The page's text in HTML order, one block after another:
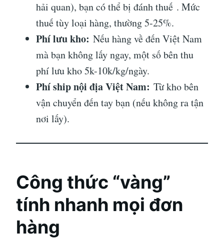
hải quan), bạn có thể bị đánh thuế . Mức
thuế tùy loại hàng, thường 5-25%.
Phí lưu kho: Nếu hàng về đến Việt Nam
mà bạn không lấy ngay, một số bên thu
phí lưu kho 5k-10k/kg/ngày.
Phí ship nội địa Việt Nam: Từ kho bên
vận chuyển đến tay bạn (nếu không ra tận
nơi lấy).
Công thức “vàng”
tính nhanh mọi đơn
hàng